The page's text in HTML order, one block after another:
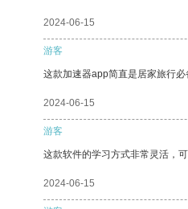
2024-06-15
游客
这款加速器app简直是居家旅行
2024-06-15
游客
这款软件的学习方式非常灵活，
2024-06-15